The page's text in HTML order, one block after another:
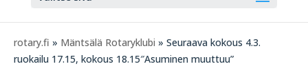
rotary.fi » Mäntsälä Rotaryklubi » Seuraava kokous 4.3.
ruokailu 17.15, kokous 18.15″Asuminen muuttuu”